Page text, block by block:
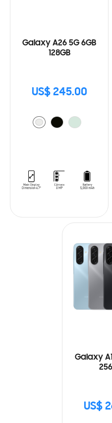
Galaxy A26 5G 6GB
128GB
US$ 245.00
Galaxy
US$